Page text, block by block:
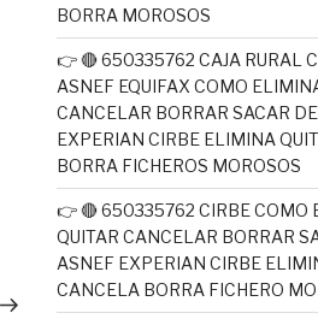
Siguiente
entrada
BORRA MOROSOS
👉 🔴 650335762 CAJA RURAL
ASNEF EQUIFAX COMO
CANCELAR BORRAR SACAR
EXPERIAN CIRBE ELIMINA
BORRA FICHEROS MOROSOS
👉 🔴 650335762 CIRBE COMO
QUITAR CANCELAR BORRAR
ASNEF EXPERIAN CIRBE
CANCELA BORRA FICHERO